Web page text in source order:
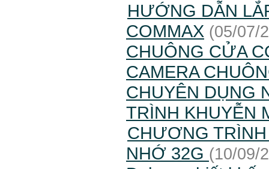
HƯỚNG DẪN
COMMAX (05/07/
CHUÔNG CỬA
CAMERA
CHUYÊN DỤNG
TRÌNH KHUYỄN
CHƯƠNG
NHỚ 32G (10/09/